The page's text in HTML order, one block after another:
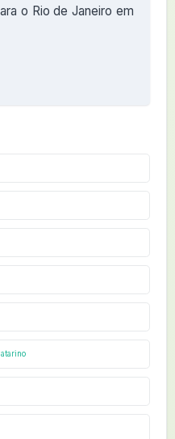
o Rio de Janeiro em